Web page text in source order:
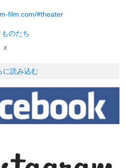
film.com/#theater
のたち
X
に読み込む